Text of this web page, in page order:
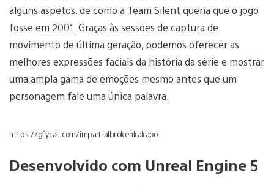
alguns aspetos, de como a Team Silent queria que o jogo
fosse em 2001. Graças às sessões de captura de
movimento de última geração, podemos oferecer as
melhores expressões faciais da história da série e mostrar
uma ampla gama de emoções mesmo antes que um
personagem fale uma única palavra.
https://gfycat.com/impartialbrokenkakapo
Desenvolvido com Unreal Engine 5